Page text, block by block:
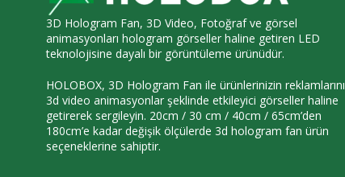
3D Hologram Fan, 3D Video, Fotoğraf ve görsel
animasyonları hologram görseller haline getiren LED
teknolojisine dayalı bir görüntüleme ürünüdür.
HOLOBOX, 3D Hologram Fan ile ürünlerinizin reklamlarını
3d video animasyonlar şeklinde etkileyici görseller haline
getirerek sergileyin. 20cm / 30 cm / 40cm / 65cm’den
180cm’e kadar değişik ölçülerde 3d hologram fan ürün
seçeneklerine sahiptir.